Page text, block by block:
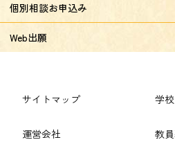
個別相談お申込み
Web出願
サイトマップ
運営会社
学
教